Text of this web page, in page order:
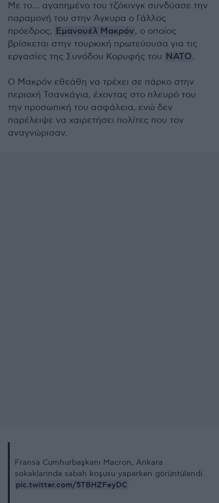
Με το... αγαπημένο του τζόκινγκ συνδύασε την
παραμονή του στην Άγκυρα ο Γάλλος
πρόεδρος, Εμανουέλ Μακρόν, ο οποίος
βρίσκεται στην τουρκική πρωτεύουσα για τις
εργασίες της Συνόδου Κορυφής του ΝΑΤΟ.
Ο Μακρόν εθεάθη να τρέχει σε πάρκο στην
περιοχή Τσανκάγια, έχοντας στο πλευρό του
την προσωπική του ασφάλεια, ενώ δεν
παρέλειψε να χαιρετήσει πολίτες που τον
αναγνώρισαν.
Fransa Cumhurbaşkanı Macron, Ankara
sokaklarında sabah koşusu yaparken görüntülendi.
pic.twitter.com/5TBHZFeyDC